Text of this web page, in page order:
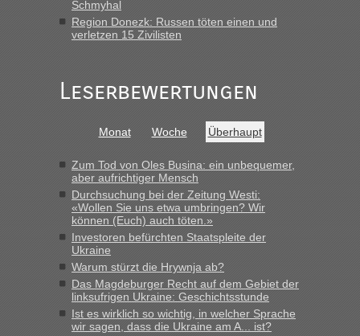
Schmyhal
Region Donezk: Russen töten einen und
verletzen 15 Zivilisten
Leserbewertungen
Monat Woche Überhaupt
Zum Tod von Oles Busina: ein unbequemer,
aber aufrichtiger Mensch
Durchsuchung bei der Zeitung Westi:
«Wollen Sie uns etwa umbringen? Wir
können (Euch) auch töten.»
Investoren befürchten Staatspleite der
Ukraine
Warum stürzt die Hrywnja ab?
Das Magdeburger Recht auf dem Gebiet der
linksufrigen Ukraine: Geschichtsstunde
Ist es wirklich so wichtig, in welcher Sprache
wir sagen, dass die Ukraine am A... ist?